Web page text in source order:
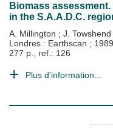
Biomass
in the S.A.A.D.C.
A. Millington ; J. Towshend
Londres : Earthscan ; 1989
277 p., ref.: 126
Plus d'information...